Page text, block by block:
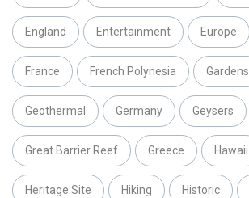
England Entertainment Europe
France French Polynesia Gardens
Geothermal Germany Geysers
Great Barrier Reef Greece Hawaii
Heritage Site Hiking Historic